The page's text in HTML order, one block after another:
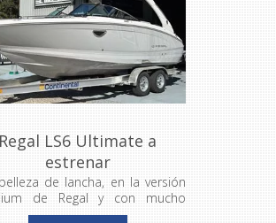
Regal LS6 Ultimate a
estrenar
de lancha, en la versión
de Regal y con mucho
opcional